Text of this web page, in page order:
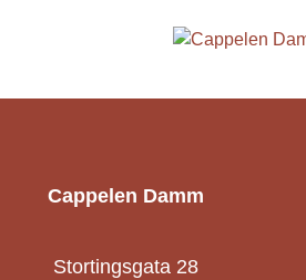
Cappelen Damm
Stortingsgata 28